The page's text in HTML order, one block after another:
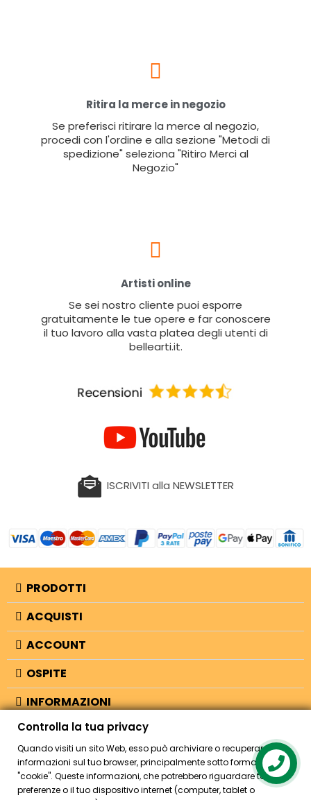
Ritira la merce in negozio
Se preferisci ritirare la merce al negozio,
procedi con l'ordine e alla sezione "Metodi di
spedizione" seleziona "Ritiro Merci al
Negozio"
Artisti online
Se sei nostro cliente puoi esporre
gratuitamente le tue opere e far conoscere
il tuo lavoro alla vasta platea degli utenti di
bellearti.it.
ISCRIVITI alla NEWSLETTER
PRODOTTI
ACQUISTI
ACCOUNT
OSPITE
INFORMAZIONI
NEGOZIO
© 2026 - Bellearti.it -credits
Controlla la tua privacy
Quando visiti un sito Web, esso può archiviare o recuperare
informazioni sul tuo browser, principalmente sotto forma di
"cookie". Queste informazioni, che potrebbero riguardare te, le tue
preferenze o il tuo dispositivo internet (computer, tablet o
Contact us